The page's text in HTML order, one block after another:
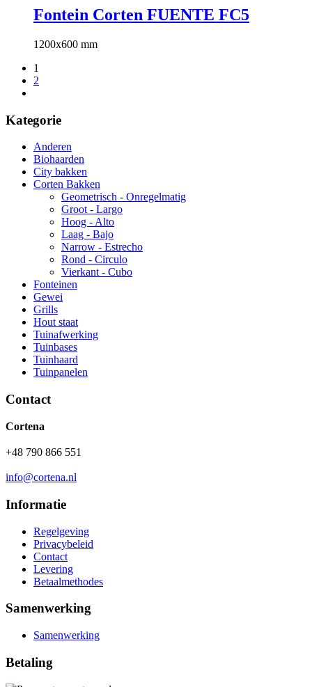
Fontein Corten FUENTE FC5
1200x600 mm
1
2
Kategorie
Anderen
Biohaarden
City bakken
Corten Bakken
Geometrisch - Onregelmatig
Groot - Largo
Hoog - Alto
Laag - Bajo
Narrow - Estrecho
Rond - Circulo
Vierkant - Cubo
Fonteinen
Gewei
Grills
Hout staat
Tuinafwerking
Tuinbases
Tuinhaard
Tuinpanelen
Contact
Cortena
+48 790 866 551
info@cortena.nl
Informatie
Regelgeving
Privacybeleid
Contact
Levering
Betaalmethodes
Samenwerking
Samenwerking
Betaling